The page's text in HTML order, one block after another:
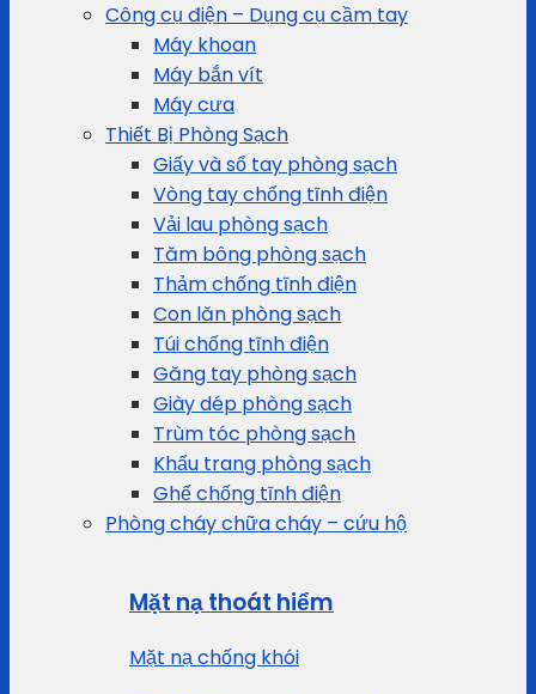
Công cụ điện – Dụng cụ cầm tay
Máy khoan
Máy bắn vít
Máy cưa
Thiết Bị Phòng Sạch
Giấy và sổ tay phòng sạch
Vòng tay chống tĩnh điện
Vải lau phòng sạch
Tăm bông phòng sạch
Thảm chống tĩnh điện
Con lăn phòng sạch
Túi chống tĩnh điện
Găng tay phòng sạch
Giày dép phòng sạch
Trùm tóc phòng sạch
Khẩu trang phòng sạch
Ghế chống tĩnh điện
Phòng cháy chữa cháy – cứu hộ
Mặt nạ thoát hiểm
Mặt nạ chống khói